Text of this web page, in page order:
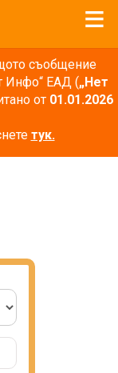
съобщение
Инфо“ ЕАД („Нет
от 01.01.2026
тук.